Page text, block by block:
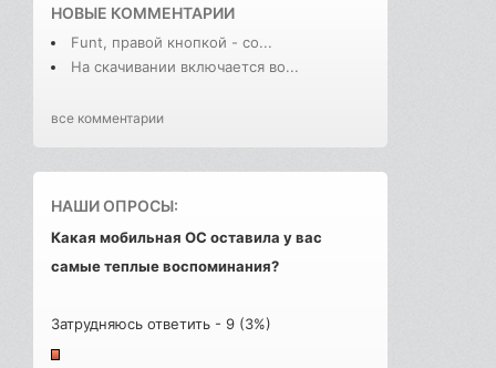
НОВЫЕ КОММЕНТАРИИ
Funt, правой кнопкой - со...
На скачивании включается во...
все комментарии
НАШИ ОПРОСЫ:
Какая мобильная ОС оставила у вас
самые теплые воспоминания?
Затрудняюсь ответить - 9 (3%)